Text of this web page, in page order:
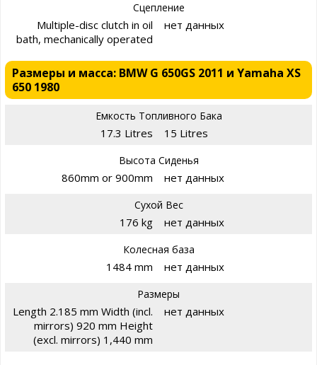
Сцепление
Multiple-disc clutch in oil
bath, mechanically operated
нет данных
Размеры и масса: BMW G 650GS 2011 и Yamaha XS
650 1980
Емкость Топливного Бака
17.3 Litres 15 Litres
Высота Сиденья
860mm or 900mm нет данных
Сухой Вес
176 kg нет данных
Колесная база
1484 mm нет данных
Размеры
Length 2.185 mm Width (incl.
mirrors) 920 mm Height
(excl. mirrors) 1,440 mm
нет данных